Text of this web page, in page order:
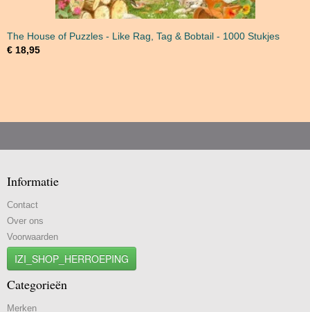
The House of Puzzles - Like Rag, Tag & Bobtail - 1000 Stukjes
€ 18,95
Informatie
Contact
Over ons
Voorwaarden
IZI_SHOP_HERROEPING
Categorieën
Merken